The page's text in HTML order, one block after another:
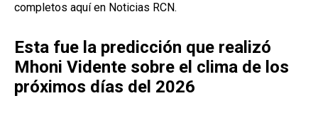
completos aquí en Noticias RCN.
Esta fue la predicción que realizó
Mhoni Vidente sobre el clima de los
próximos días del 2026